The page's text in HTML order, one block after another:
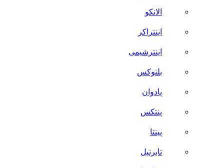
الانکو
اینتراکر
اینترشیمی
بلنوکس
پادوان
پنتکس
پینتا
تابرنیل